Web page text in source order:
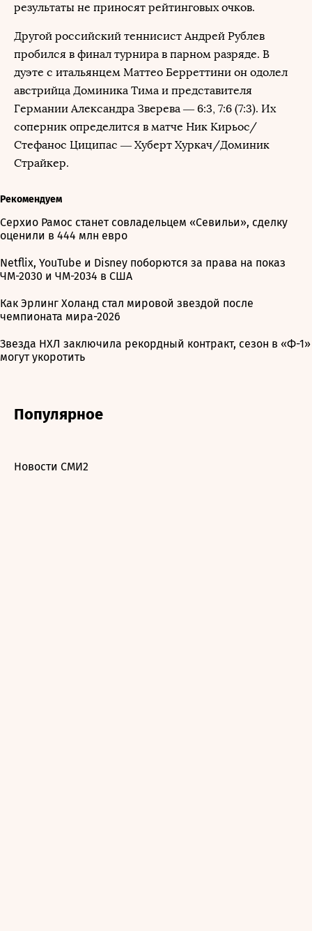
результаты не приносят рейтинговых очков.
Другой российский теннисист Андрей Рублев
пробился в финал турнира в парном разряде. В
дуэте с итальянцем Маттео Берреттини он одолел
австрийца Доминика Тима и представителя
Германии Александра Зверева — 6:3, 7:6 (7:3). Их
соперник определится в матче Ник Кирьос/
Стефанос Циципас — Хуберт Хуркач/Доминик
Страйкер.
Рекомендуем
Серхио Рамос станет совладельцем «Севильи», сделку
оценили в 444 млн евро
Netflix, YouTube и Disney поборются за права на показ
ЧМ-2030 и ЧМ-2034 в США
Как Эрлинг Холанд стал мировой звездой после
чемпионата мира-2026
Звезда НХЛ заключила рекордный контракт, сезон в «Ф-1»
могут укоротить
Популярное
Новости СМИ2